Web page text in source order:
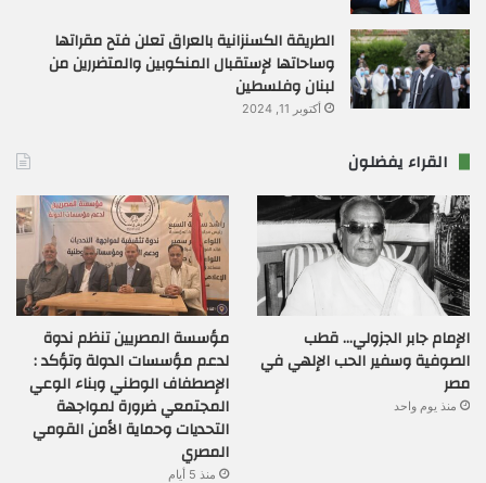
الطريقة الكسنزانية بالعراق تعلن فتح مقراتها
وساحاتها لإستقبال المنكوبين والمتضررين من
لبنان وفلسطين
أكتوبر 11, 2024
القراء يفضلون
الإمام جابر الجزولي… قطب
الصوفية وسفير الحب الإلهي في
مصر
منذ يوم واحد
مؤسسة المصريين تنظم ندوة
لدعم مؤسسات الدولة وتؤكد :
الإصطفاف الوطني وبناء الوعي
المجتمعي ضرورة لمواجهة
التحديات وحماية الأمن القومي
المصري
منذ 5 أيام